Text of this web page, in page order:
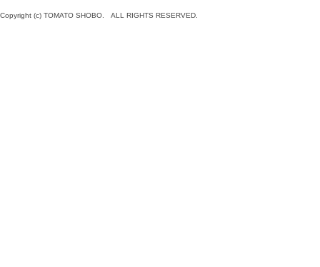
Copyright (c) TOMATO SHOBO. ALL RIGHTS RESERVED.